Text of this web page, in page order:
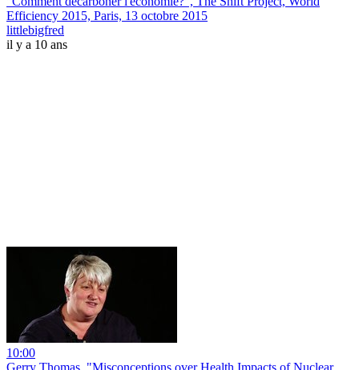
Efficiency 2015, Paris, 13 octobre 2015
littlebigfred
il y a 10 ans
10:00